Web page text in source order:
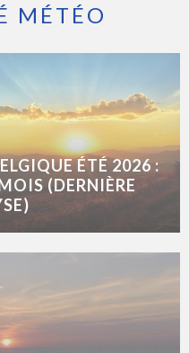
MÉTÉO
ÉTÉ 2026 :
(DERNIÈRE